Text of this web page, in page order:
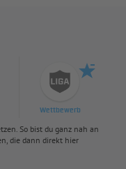
Wettbewerb
So bist du ganz nah an
die dann direkt hier